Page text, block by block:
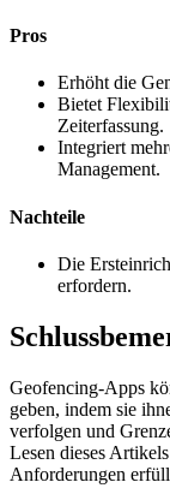
Pros
Erhöht die
Bietet
Zeiterfassung.
Integriert
Management.
Nachteile
Die
erfordern.
Geofencing-Apps
geben, indem sie
verfolgen und
Lesen dieses
Anforderungen